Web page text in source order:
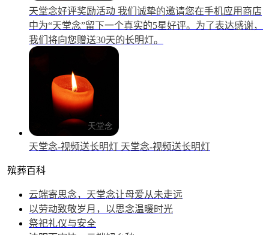
天堂念好评奖励活动 我们诚挚的邀请您在手机应用商店
中为“天堂念”留下一个真实的5星好评。为了表达感谢，
我们将向您赠送30天的长明灯。
天堂念-视频送长明灯 天堂念-视频送长明灯
殡葬百科
云端寄思念，天堂念让母爱从未走远
以劳动致敬岁月，以思念温暖时光
祭祀礼仪与安全